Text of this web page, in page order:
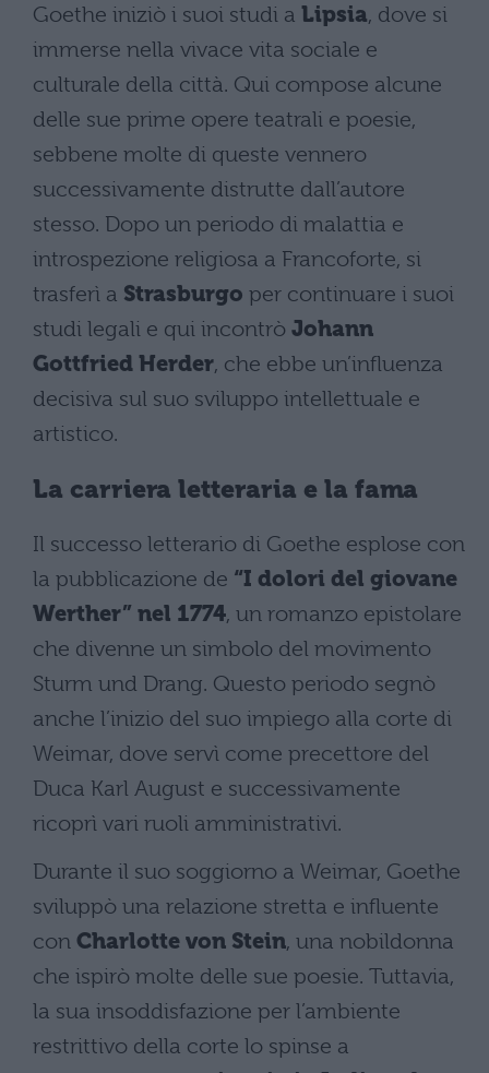
Goethe iniziò i suoi studi a Lipsia, dove si
immerse nella vivace vita sociale e
culturale della città. Qui compose alcune
delle sue prime opere teatrali e poesie,
sebbene molte di queste vennero
successivamente distrutte dall’autore
stesso. Dopo un periodo di malattia e
introspezione religiosa a Francoforte, si
trasferì a Strasburgo per continuare i suoi
studi legali e qui incontrò Johann
Gottfried Herder, che ebbe un’influenza
decisiva sul suo sviluppo intellettuale e
artistico​.
La carriera letteraria e la fama
Il successo letterario di Goethe esplose con
la pubblicazione de “I dolori del giovane
Werther” nel 1774, un romanzo epistolare
che divenne un simbolo del movimento
Sturm und Drang. Questo periodo segnò
anche l’inizio del suo impiego alla corte di
Weimar, dove servì come precettore del
Duca Karl August e successivamente
ricoprì vari ruoli amministrativi​​.
Durante il suo soggiorno a Weimar, Goethe
sviluppò una relazione stretta e influente
con Charlotte von Stein, una nobildonna
che ispirò molte delle sue poesie. Tuttavia,
la sua insoddisfazione per l’ambiente
restrittivo della corte lo spinse a